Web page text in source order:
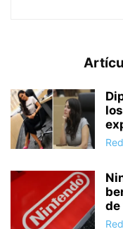
de